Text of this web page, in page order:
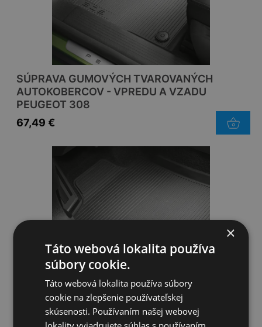
SÚPRAVA GUMOVÝCH TVAROVANÝCH
AUTOKOBERCOV - VPREDU A VZADU
PEUGEOT 308
67,49 €
SÚPRAVA GUMOVÝCH TVAROVANÝCH
AUTOKOBERCOV - VPREDU A VZADU
PEUGEOT 408
×
Táto webová lokalita používa
súbory cookie.
Táto webová lokalita používa súbory
cookie na zlepšenie používateľskej
skúsenosti. Používaním našej webovej